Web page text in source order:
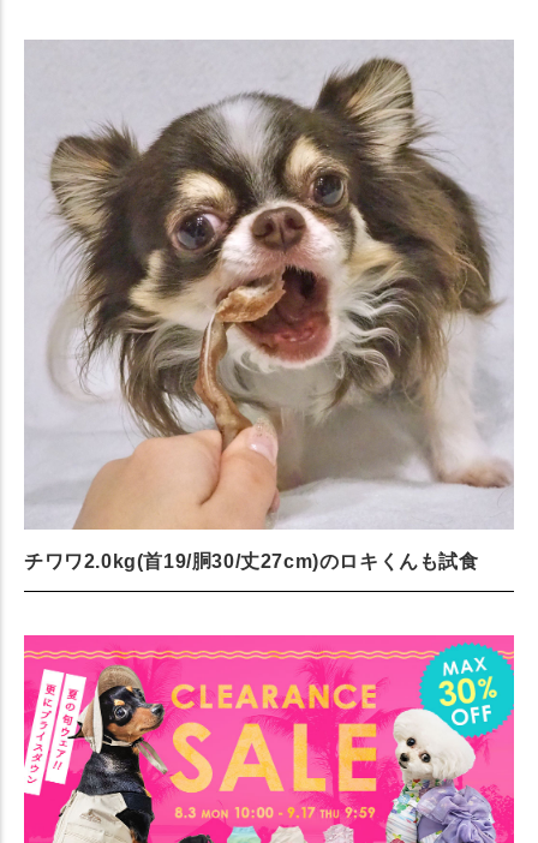
チワワ2.0kg(首19/胴30/丈27cm)のロキくんも試食